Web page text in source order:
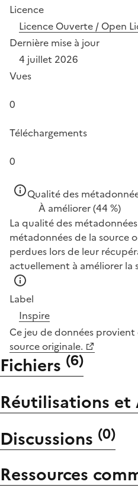
Licence
Licence Ouverte / Open
Dernière mise à jour
4 juillet 2026
Vues
0
Téléchargements
0
Qualité des
À améliorer(44 %)
La qualité des
métadonnées de la source
perdues lors de leur
actuellement à améliorer la
Label
Inspire
Ce jeu de données
source originale.
Fichiers (6)
Réutilisations et
Discussions (0)
Ressources